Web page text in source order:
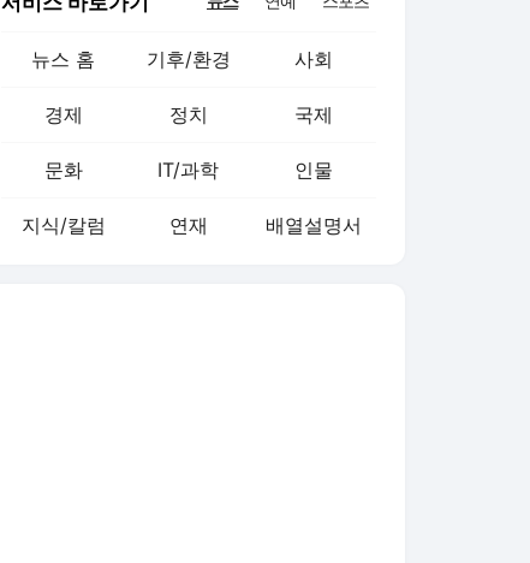
뉴스 홈 기후/환경 사회
경제 정치 국제
문화 IT/과학 인물
지식/칼럼 연재 배열설명서